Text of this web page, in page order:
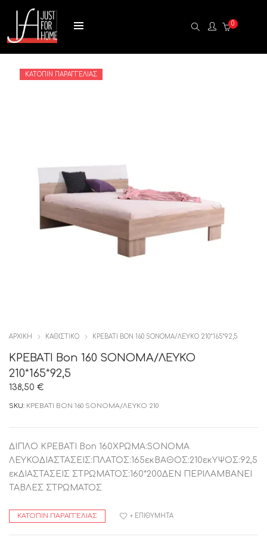
0
ΚΑΤΌΠΙΝ ΠΑΡΑΓΓΕΛΊΑΣ
ΑΡΧΙΚΉ ΚΑΘΙΣΤΙΚΟ ΚΡΕΒΑΤΙ BON 160 SOΝΟΜΑ/ΛΕΥΚΟ 210*165*92,5
ΚΡΕΒΑΤΙ Bon 160 SOΝΟΜΑ/ΛΕΥΚΟ
210*165*92,5
138,50 €
SKU: ΚΡΕΒΑΤΙ BON 160 SOΝΟΜΑ/ΛΕΥΚΟ 210
ΔΙΠΛΟ ΚΡΕΒΑΤΙ Bon 160ΧΡΩΜΑ:SONOMA
ΛΕΥΚΟΔΙΑΣΤΑΣΕΙΣ:ΠΛΑΤΟΣ:165εκΒΑΘΟΣ:210εκΥΨΟΣ:92,5
εκΔΙΑΣΤΑΣΕΙΣ ΣΤΡΩΜΑΤΟΣ:160*200ΔΕΝ ΠΕΡΙΛΑΜΒΑΝΕΙ
ΤΑΒΛΕΣ ΣΤΡΩΜΑΤΟΣ
ΚΑΤΌΠΙΝ ΠΑΡΑΓΓΕΛΊΑΣ + ΕΠΙΘΥΜΗΤΆ